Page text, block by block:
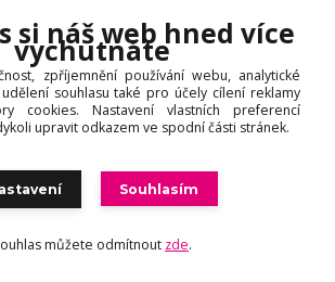
určené pro ČR/EU.
si náš web hned více
vychutnáte
zpříjemnění používání webu, analytické
souhlasu také pro účely cílení reklamy
cookies. Nastavení vlastních preferencí
upravit odkazem ve spodní části stránek.
Souhlasím
můžete odmítnout zde.